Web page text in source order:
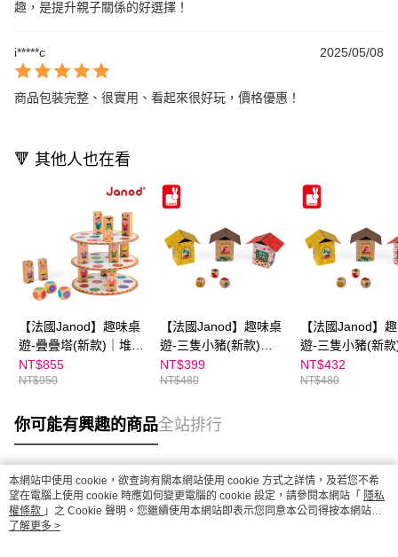
趣，是提升親子關係的好選擇！
i*****c 2025/05/08
商品包裝完整、很實用、看起來很好玩，價格優惠！
🔻 其他人也在看
【法國Janod】趣味桌
遊-疊疊塔(新款)｜堆疊
遊戲
NT$855
NT$950
【法國Janod】趣味桌
遊-三隻小豬(新款)👉
APP限定優惠
NT$399
NT$480
【法國Janod】
遊-三隻小豬(新
NT$432
NT$480
你可能有興趣的商品全站排行
熱門標籤
本網站中使用 cookie，欲查詢有關本網站使用 cookie 方式之詳情，及若您不希
望在電腦上使用 cookie 時應如何變更電腦的 cookie 設定，請參閱本網站「 隱私
權條款 」之 Cookie 聲明。您繼續使用本網站即表示您同意本公司得按本網站使
用條款之 Cookie 聲明使用 cookie。
了解更多 >